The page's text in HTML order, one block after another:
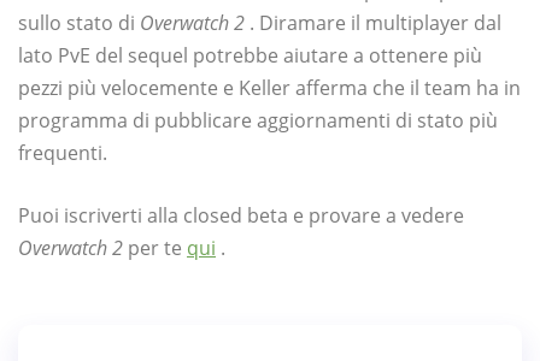
sullo stato di Overwatch 2 . Diramare il multiplayer dal
lato PvE del sequel potrebbe aiutare a ottenere più
pezzi più velocemente e Keller afferma che il team ha in
programma di pubblicare aggiornamenti di stato più
frequenti.
Puoi iscriverti alla closed beta e provare a vedere
Overwatch 2 per te qui .